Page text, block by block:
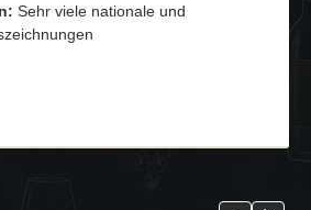
Sehr viele nationale und